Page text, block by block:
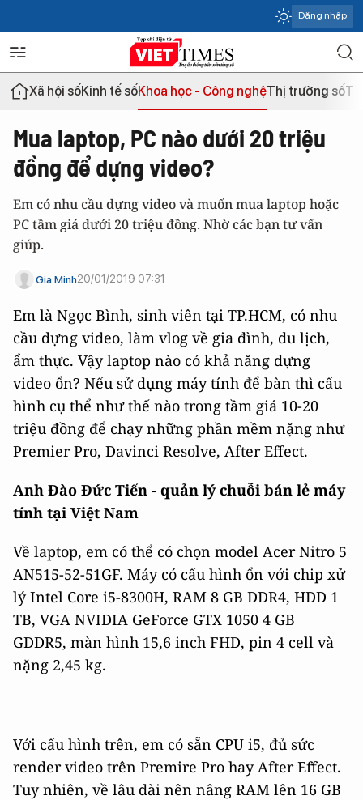
Đăng nhập
Xã hội sốKinh tế sốKhoa học - Công nghệThị trường số
Mua laptop, PC nào dưới 20 triệu
đồng để dựng video?
Em có nhu cầu dựng video và muốn mua laptop hoặc
PC tầm giá dưới 20 triệu đồng. Nhờ các bạn tư vấn
giúp.
Gia Minh20/01/2019 07:31
Em là Ngọc Bình, sinh viên tại TP.HCM, có nhu
cầu dựng video, làm vlog về gia đình, du lịch,
ẩm thực. Vậy laptop nào có khả năng dựng
video ổn? Nếu sử dụng máy tính để bàn thì cấu
hình cụ thể như thế nào trong tầm giá 10-20
triệu đồng để chạy những phần mềm nặng như
Premier Pro, Davinci Resolve, After Effect.
Anh Đào Đức Tiến - quản lý chuỗi bán lẻ máy
tính tại Việt Nam
Về laptop, em có thể có chọn model Acer Nitro 5
AN515-52-51GF. Máy có cấu hình ổn với chip xử
lý Intel Core i5-8300H, RAM 8 GB DDR4, HDD 1
TB, VGA NVIDIA GeForce GTX 1050 4 GB
GDDR5, màn hình 15,6 inch FHD, pin 4 cell và
nặng 2,45 kg.
Với cấu hình trên, em có sẵn CPU i5, đủ sức
render video trên Premire Pro hay After Effect.
Tuy nhiên, về lâu dài nên nâng RAM lên 16 GB